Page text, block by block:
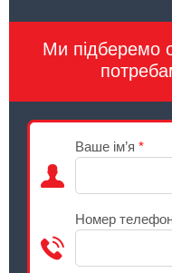
Ми підберемо
Ваше ім’я *
Номер